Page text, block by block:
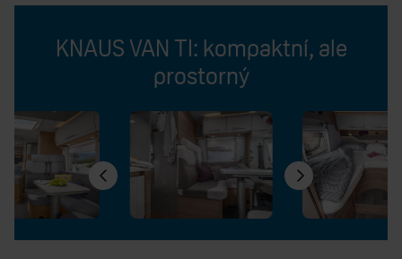
KNAUS VAN TI: kompaktní, ale
prostorný